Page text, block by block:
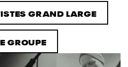
GRAND LARGE
GROUPE